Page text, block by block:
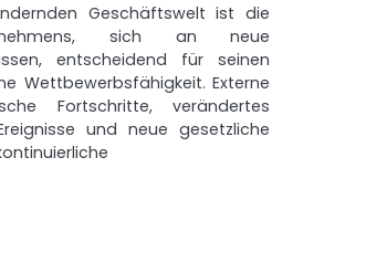
Geschäftswelt ist die
sich an neue
entscheidend für seinen
Wettbewerbsfähigkeit. Externe
Fortschritte, verändertes
und neue gesetzliche